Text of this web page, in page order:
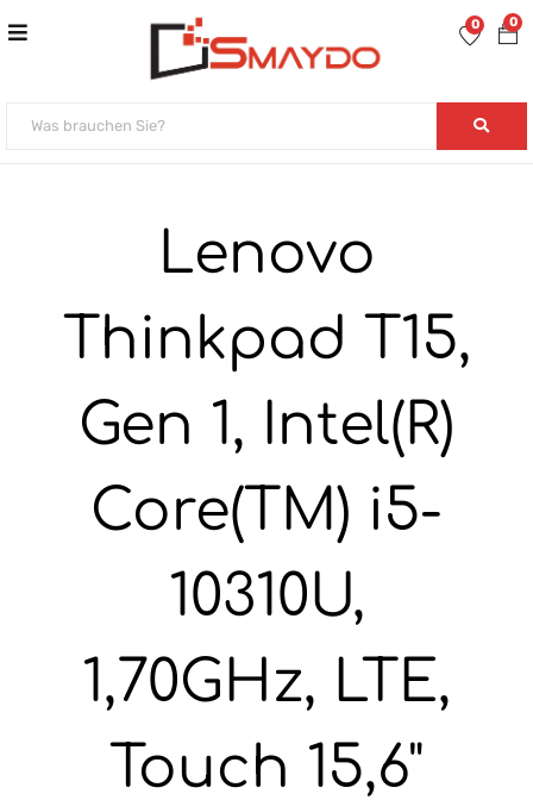
0
0
Lenovo
Thinkpad T15,
Gen 1, Intel(R)
Core(TM) i5-
10310U,
1,70GHz, LTE,
Touch 15,6"